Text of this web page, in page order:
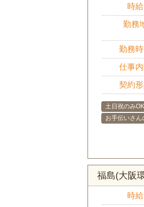
時給
勤務
勤務
仕事
契約
土日祝のみOK
お手伝いさん
福島(大阪
時給